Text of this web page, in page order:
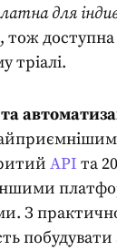
для
, тож доступна
тріалі.
API та
іншими
З